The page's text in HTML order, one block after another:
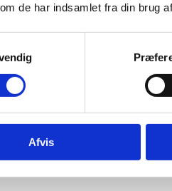
de har indsamlet fra din brug
Afvis